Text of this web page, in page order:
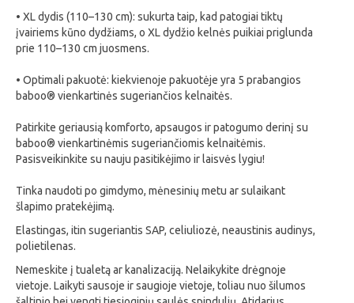
• XL dydis (110–130 cm): sukurta taip, kad patogiai tiktų
įvairiems kūno dydžiams, o XL dydžio kelnės puikiai priglunda
prie 110–130 cm juosmens.
• Optimali pakuotė: kiekvienoje pakuotėje yra 5 prabangios
baboo® vienkartinės sugeriančios kelnaitės.
Patirkite geriausią komforto, apsaugos ir patogumo derinį su
baboo® vienkartinėmis sugeriančiomis kelnaitėmis.
Pasisveikinkite su nauju pasitikėjimo ir laisvės lygiu!
Tinka naudoti po gimdymo, mėnesinių metu ar sulaikant
šlapimo pratekėjimą.
Elastingas, itin sugeriantis SAP, celiuliozė, neaustinis audinys,
polietilenas.
Nemeskite į tualetą ar kanalizaciją. Nelaikykite drėgnoje
vietoje. Laikyti sausoje ir saugioje vietoje, toliau nuo šilumos